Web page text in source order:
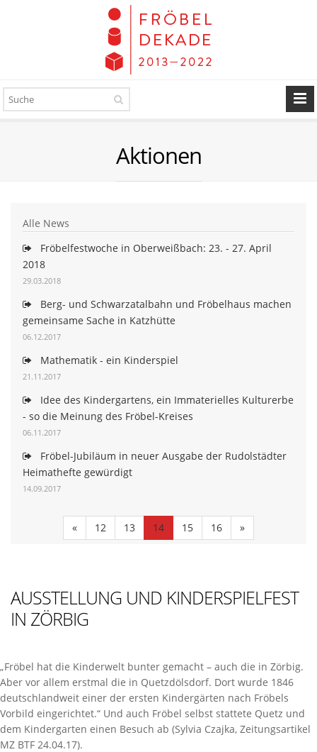
Aktionen
Alle News
Fröbelfestwoche in Oberweißbach: 23. - 27. April
2018
29.03.2018
Berg- und Schwarzatalbahn und Fröbelhaus machen
gemeinsame Sache in Katzhütte
06.12.2017
Mathematik - ein Kinderspiel
21.11.2017
Idee des Kindergartens, ein Immaterielles Kulturerbe
- so die Meinung des Fröbel-Kreises
06.11.2017
Fröbel-Jubiläum in neuer Ausgabe der Rudolstädter
Heimathefte gewürdigt
14.09.2017
« 12 13 14 15 16 »
AUSSTELLUNG UND KINDERSPIELFEST
IN ZÖRBIG
„Fröbel hat die Kinderwelt bunter gemacht – auch die in Zörbig.
Aber vor allem erstmal die in Quetzdölsdorf. Dort wurde 1846
deutschlandweit einer der ersten Kindergärten nach Fröbels
Vorbild eingerichtet.“ Und auch Fröbel selbst stattete Quetz und
dem Kindergarten einen Besuch ab (Sylvia Czajka, Zeitungsartikel
MZ BTF 24.04.17).